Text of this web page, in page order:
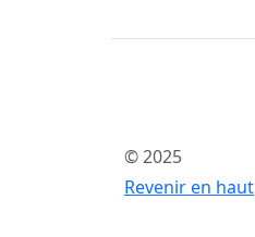
© 2025
Revenir en haut